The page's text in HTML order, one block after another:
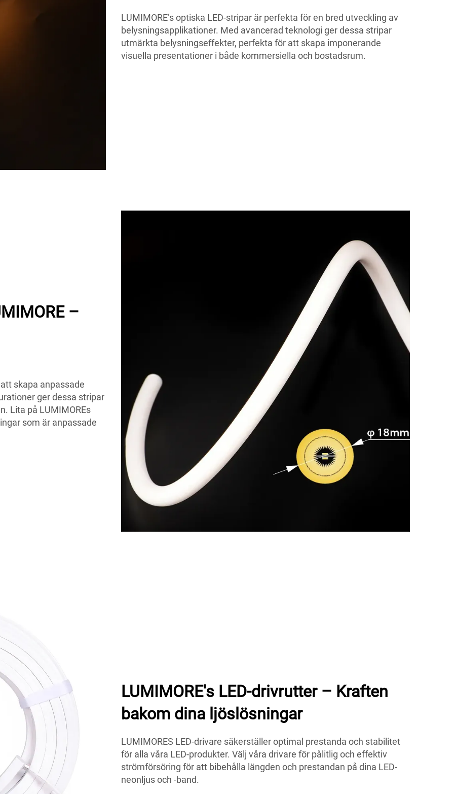
LUMIMORE’s optiska LED-stripar är perfekta för en bred utveckling av
belysningsapplikationer. Med avancerad teknologi ger dessa stripar
utmärkta belysningseffekter, perfekta för att skapa imponerande
visuella presentationer i både kommersiella och bostadsrum.
–
skapa anpassade
ger dessa stripar
Lita på LUMIMOREs
som är anpassade
LUMIMORE's LED-drivrutter – Kraften
bakom dina ljöslösningar
LUMIMORES LED-drivare säkerställer optimal prestanda och stabilitet
för alla våra LED-produkter. Välj våra drivare för pålitlig och effektiv
strömförsöring för att bibehålla längden och prestandan på dina LED-
neonljus och -band.